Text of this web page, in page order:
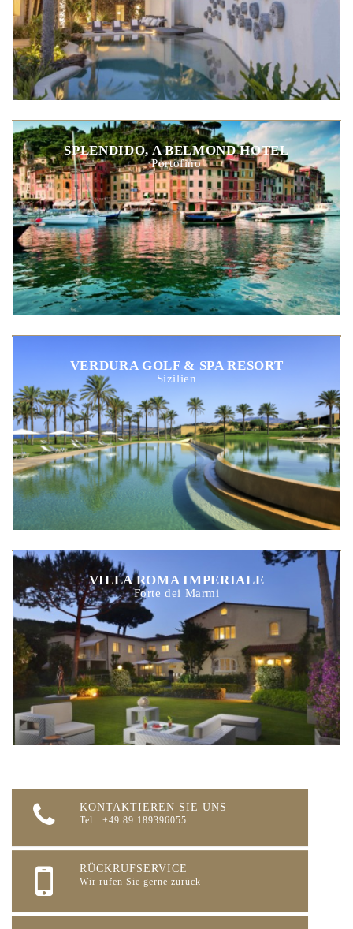
SPLENDIDO, A BELMOND HOTEL
Portofino
VERDURA GOLF & SPA RESORT
Sizilien
VILLA ROMA IMPERIALE
Forte dei Marmi
KONTAKTIEREN SIE UNS
Tel.: +49 89 189396055
RÜCKRUFSERVICE
Wir rufen Sie gerne zurück